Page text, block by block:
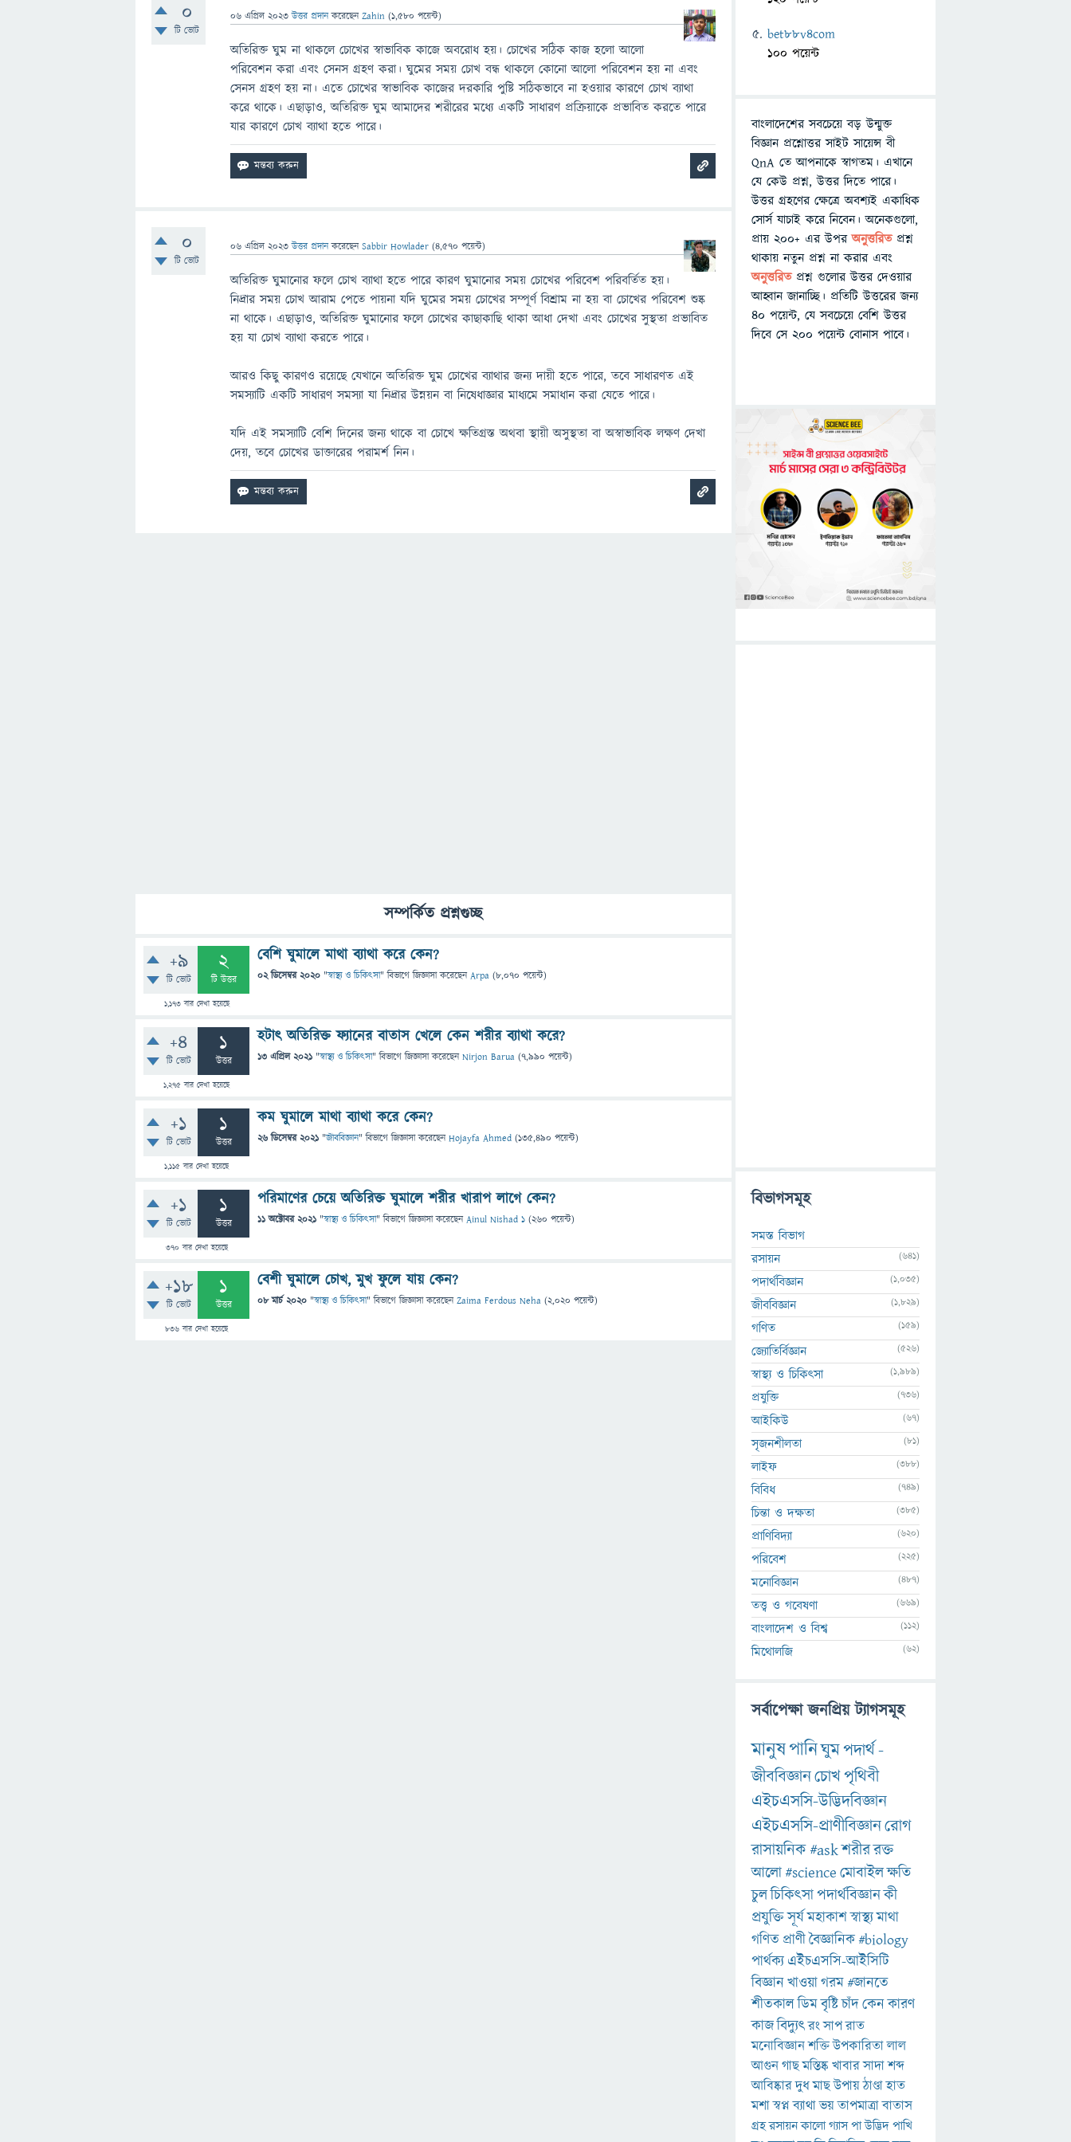
0
টি ভোট
06 এপ্রিল 2023 উত্তর প্রদান করেছেনZahin (1,580 পয়েন্ট)
অতিরিক্ত ঘুম না থাকলে চোখের স্বাভাবিক কাজে অবরোধ হয়। চোখের সঠিক কাজ হলো আলো
পরিবেশন করা এবং সেনস গ্রহণ করা। ঘুমের সময় চোখ বন্ধ থাকলে কোনো আলো পরিবেশন হয় না এবং
সেনস গ্রহণ হয় না। এতে চোখের স্বাভাবিক কাজের দরকারি পুষ্টি সঠিকভাবে না হওয়ার কারণে চোখ ব্যাথা
করে থাকে। এছাড়াও, অতিরিক্ত ঘুম আমাদের শরীরের মধ্যে একটি সাধারণ প্রক্রিয়াকে প্রভাবিত করতে পারে
যার কারণে চোখ ব্যাথা হতে পারে।
0
টি ভোট
06 এপ্রিল 2023 উত্তর প্রদান করেছেনSabbir Howlader (4,570 পয়েন্ট)
অতিরিক্ত ঘুমানোর ফলে চোখ ব্যাথা হতে পারে কারণ ঘুমানোর সময় চোখের পরিবেশ পরিবর্তিত হয়।
নিদ্রার সময় চোখ আরাম পেতে পায়না যদি ঘুমের সময় চোখের সম্পূর্ণ বিশ্রাম না হয় বা চোখের পরিবেশ শুষ্ক
না থাকে। এছাড়াও, অতিরিক্ত ঘুমানোর ফলে চোখের কাছাকাছি থাকা আধা দেখা এবং চোখের সুস্থতা প্রভাবিত
হয় যা চোখ ব্যাথা করতে পারে।
আরও কিছু কারণও রয়েছে যেখানে অতিরিক্ত ঘুম চোখের ব্যাথার জন্য দায়ী হতে পারে, তবে সাধারণত এই
সমস্যাটি একটি সাধারণ সমস্যা যা নিদ্রার উন্নয়ন বা নিষেধাজ্ঞার মাধ্যমে সমাধান করা যেতে পারে।
যদি এই সমস্যাটি বেশি দিনের জন্য থাকে বা চোখে ক্ষতিগ্রস্ত অথবা স্থায়ী অসুস্থতা বা অস্বাভাবিক লক্ষণ দেখা
দেয়, তবে চোখের ডাক্তারের পরামর্শ নিন।
সম্পর্কিত প্রশ্নগুচ্ছ
+9
টি ভোট
2
টি উত্তর
1,173বার দেখা হয়েছে
বেশি ঘুমালে মাথা ব্যাথা করে কেন?
02 ডিসেম্বর 2020 "স্বাস্থ্য ও চিকিৎসা" বিভাগে জিজ্ঞাসাকরেছেনArpa (8,070 পয়েন্ট)
+4
টি ভোট
1
উত্তর
1,275 বার দেখা হয়েছে
হটাৎ অতিরিক্ত ফ্যানের বাতাস খেলে কেন শরীর ব্যাথা করে?
13 এপ্রিল 2021 "স্বাস্থ্য ও চিকিৎসা" বিভাগে জিজ্ঞাসাকরেছেনNirjon Barua (7,990 পয়েন্ট)
+1
টি ভোট
1
উত্তর
1,115 বার দেখা হয়েছে
কম ঘুমালে মাথা ব্যাথা করে কেন?
26 ডিসেম্বর 2021 "জীববিজ্ঞান" বিভাগে জিজ্ঞাসাকরেছেনHojayfa Ahmed (135,490 পয়েন্ট)
+1
টি ভোট
1
উত্তর
370 বার দেখা হয়েছে
পরিমাণের চেয়ে অতিরিক্ত ঘুমালে শরীর খারাপ লাগে কেন?
11 অক্টোবর 2021 "স্বাস্থ্য ও চিকিৎসা" বিভাগে জিজ্ঞাসাকরেছেনAinul Nishad 1 (260 পয়েন্ট)
+18
টি ভোট
1
উত্তর
836 বার দেখা হয়েছে
বেশী ঘুমালে চোখ, মুখ ফুলে যায় কেন?
08 মার্চ 2020 "স্বাস্থ্য ও চিকিৎসা" বিভাগে জিজ্ঞাসাকরেছেনZaima Ferdous Neha (2,020 পয়েন্ট)
bet88v4com
100 পয়েন্ট
বাংলাদেশের সবচেয়ে বড় উন্মুক্ত
বিজ্ঞান প্রশ্নোত্তর সাইট সায়েন্স বী
QnA তে আপনাকে স্বাগতম। এখানে
যে কেউ প্রশ্ন, উত্তর দিতে পারে।
উত্তর গ্রহণের ক্ষেত্রে অবশ্যই একাধিক
সোর্স যাচাই করে নিবেন। অনেকগুলো,
প্রায় ২০০+ এর উপরঅনুত্তরিতপ্রশ্ন
থাকায় নতুন প্রশ্ন না করার এবং
অনুত্তরিত প্রশ্ন গুলোর উত্তর দেওয়ার
আহ্বান জানাচ্ছি। প্রতিটি উত্তরের জন্য
৪০ পয়েন্ট, যে সবচেয়ে বেশি উত্তর
দিবে সে ২০০ পয়েন্ট বোনাস পাবে।
বিভাগসমূহ
সমস্ত বিভাগ
রসায়ন
(641)
পদার্থবিজ্ঞান (1,035)
জীববিজ্ঞান (1,829)
গণিত (159)
জ্যোতির্বিজ্ঞান (526)
স্বাস্থ্য ও চিকিৎসা (1,989)
প্রযুক্তি (736)
আইকিউ (67)
সৃজনশীলতা (81)
লাইফ (388)
বিবিধ (749)
চিন্তা ও দক্ষতা (385)
প্রাণিবিদ্যা (620)
পরিবেশ (225)
মনোবিজ্ঞান (487)
তত্ত্ব ও গবেষণা (669)
বাংলাদেশ ও বিশ্ব (112)
মিথোলজি (62)
সর্বাপেক্ষা জনপ্রিয় ট্যাগসমূহ
মানুষপানিঘুমপদার্থ-
জীববিজ্ঞানচোখপৃথিবী
এইচএসসি-উদ্ভিদবিজ্ঞান
এইচএসসি-প্রাণীবিজ্ঞানরোগ
রাসায়নিক#askশরীররক্ত
আলো#scienceমোবাইলক্ষতি
চুলচিকিৎসাপদার্থবিজ্ঞানকী
প্রযুক্তিসূর্যমহাকাশস্বাস্থ্যমাথা
গণিত প্রাণীবৈজ্ঞানিক#biology
পার্থক্য এইচএসসি-আইসিটি
বিজ্ঞানখাওয়াগরম#জানতে
শীতকালডিমবৃষ্টিচাঁদকেনকারণ
কাজবিদ্যুৎরংসাপরাত
মনোবিজ্ঞানশক্তিউপকারিতালাল
আগুনগাছমস্তিষ্কখাবারসাদাশব্দ
আবিষ্কারদুধমাছউপায়ঠাণ্ডাহাত
মশাস্বপ্নব্যাথাভয়তাপমাত্রাবাতাস
গ্রহরসায়নকালোগ্যাসপাউদ্ভিদপাখি